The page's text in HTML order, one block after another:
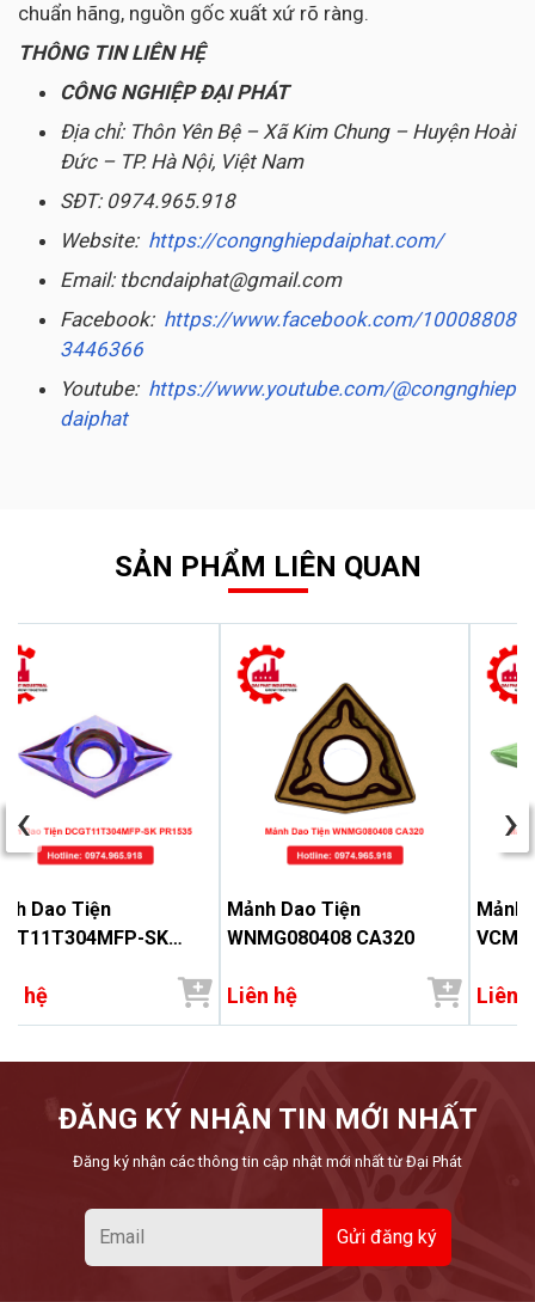
chuẩn hãng, nguồn gốc xuất xứ rõ ràng.
THÔNG TIN LIÊN HỆ
CÔNG NGHIỆP ĐẠI PHÁT
Địa chỉ: Thôn Yên Bệ – Xã Kim Chung – Huyện Hoài
Đức – TP. Hà Nội, Việt Nam
SĐT: 0974.965.918
Website: https://congnghiepdaiphat.com/
Email: tbcndaiphat@gmail.com
Facebook: https://www.facebook.com/10008808
3446366
Youtube: https://www.youtube.com/@congnghiep
daiphat
SẢN PHẨM LIÊN QUAN
Dao Tiện
SK
hệ
Mảnh Dao Tiện
WNMG080408 CA320
Liên hệ
Mảnh
Liên
‹ ›
ĐĂNG KÝ NHẬN TIN MỚI NHẤT
Đăng ký nhận các thông tin cập nhật mới nhất từ Đại Phát